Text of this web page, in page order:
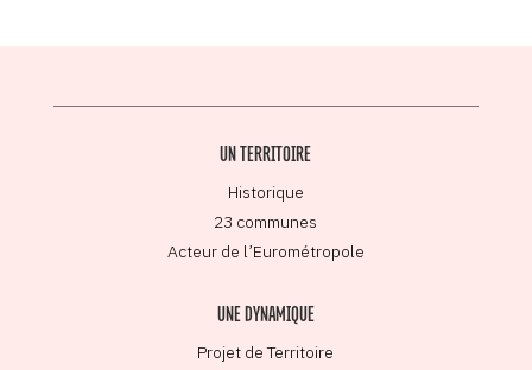
UN TERRITOIRE
Historique
23 communes
Acteur de l’Eurométropole
UNE DYNAMIQUE
Projet de Territoire